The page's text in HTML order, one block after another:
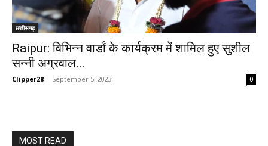
छत्तीसगढ़
Raipur: विभिन्न वार्डां के कार्यक्रम में शामिल हुए सुशील
सन्नी अग्रवाल…
Clipper28 - September 5, 2023 0
MOST READ